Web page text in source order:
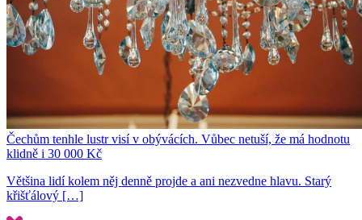
Čechům tenhle lustr visí v obývácích. Vůbec netuší, že má hodnotu
klidně i 30 000 Kč
Většina lidí kolem něj denně projde a ani nezvedne hlavu. Starý
křišťálový […]